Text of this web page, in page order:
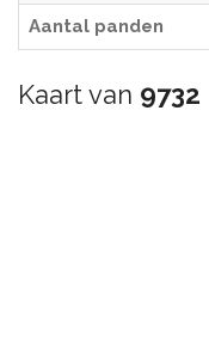
Aantal panden
Kaart van 9732